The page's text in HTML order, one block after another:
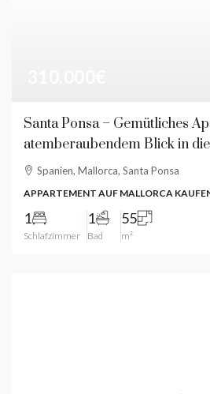
Santa Ponsa – Gemütliches
atemberaubendem Blick in
Spanien, Mallorca, Santa Ponsa
APPARTEMENT AUF MALLORCA
1
Schlafzimmer
1
Bad
55
m²